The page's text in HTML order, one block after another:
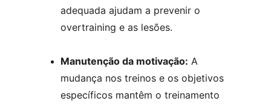
adequada ajudam a prevenir o
overtraining e as lesões.
Manutenção da motivação: A
mudança nos treinos e os objetivos
específicos mantêm o treinamento